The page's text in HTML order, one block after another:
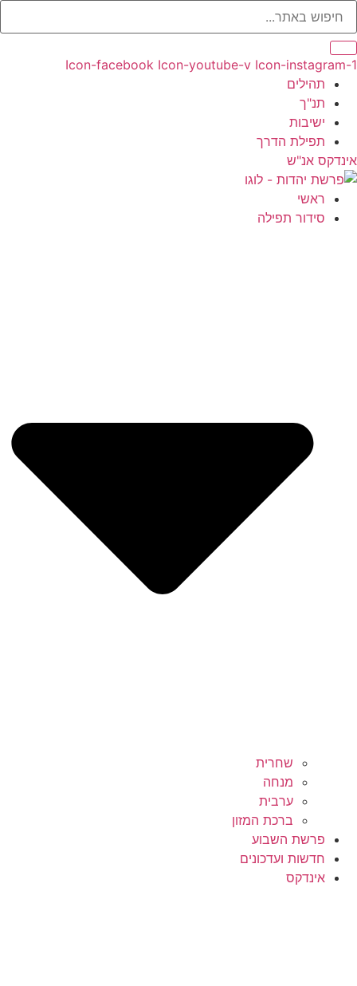
Icon-facebook Icon-youtube-v Icon-
תהילים
תנ"ך
ישיבות
תפילת הדרך
אנ"ש
ראשי
סידור תפילה
שחרית
מנחה
ערבית
ברכת המזון
פרשת השבוע
חדשות ועדכונים
אינדקס